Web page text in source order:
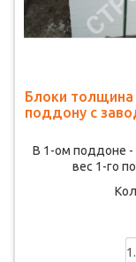
Блоки толщина
поддону с
В 1-ом поддоне -
вес 1-го